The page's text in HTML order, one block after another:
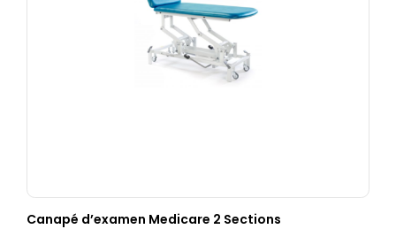
Canapé d’examen Medicare 2 Sections